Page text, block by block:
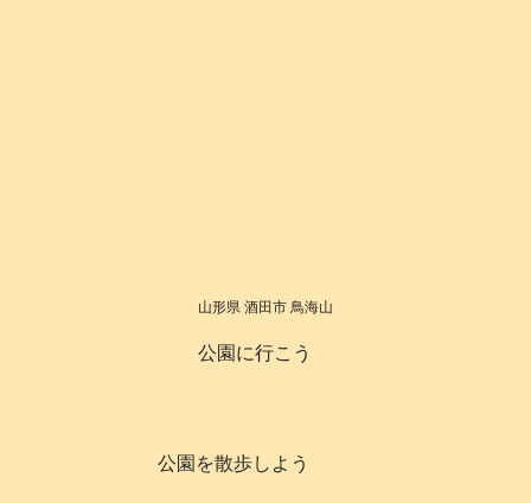
山形県 酒田市 鳥海山
公園に行こう
公園を散歩しよう